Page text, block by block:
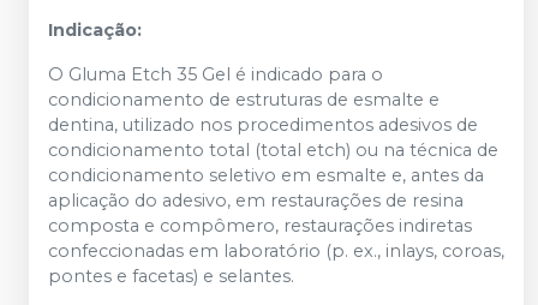
Indicação:
O Gluma Etch 35 Gel é indicado para o
condicionamento de estruturas de esmalte e
dentina, utilizado nos procedimentos adesivos de
condicionamento total (total etch) ou na técnica de
condicionamento seletivo em esmalte e, antes da
aplicação do adesivo, em restaurações de resina
composta e compômero, restaurações indiretas
confeccionadas em laboratório (p. ex., inlays, coroas,
pontes e facetas) e selantes.